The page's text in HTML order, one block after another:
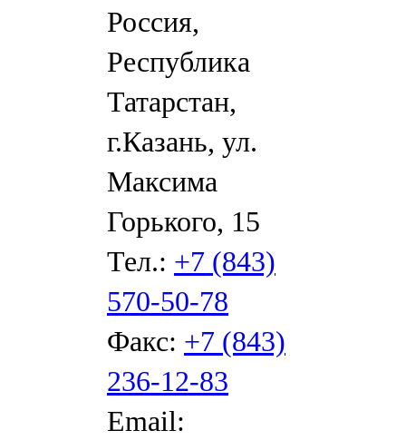
Россия,
Республика
Татарстан,
г.Казань, ул.
Максима
Горького, 15
Тел.: +7 (843)
570-50-78
Факс: +7 (843)
236-12-83
Email: